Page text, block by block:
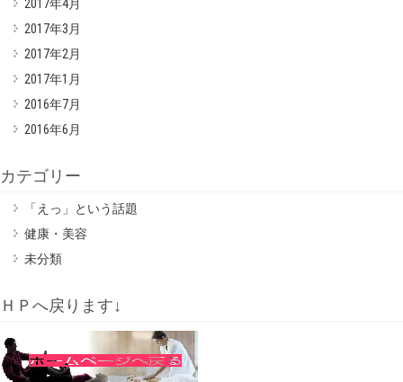
2017年4月
2017年3月
2017年2月
2017年1月
2016年7月
2016年6月
カテゴリー
「えっ」という話題
健康・美容
未分類
ＨＰへ戻ります↓